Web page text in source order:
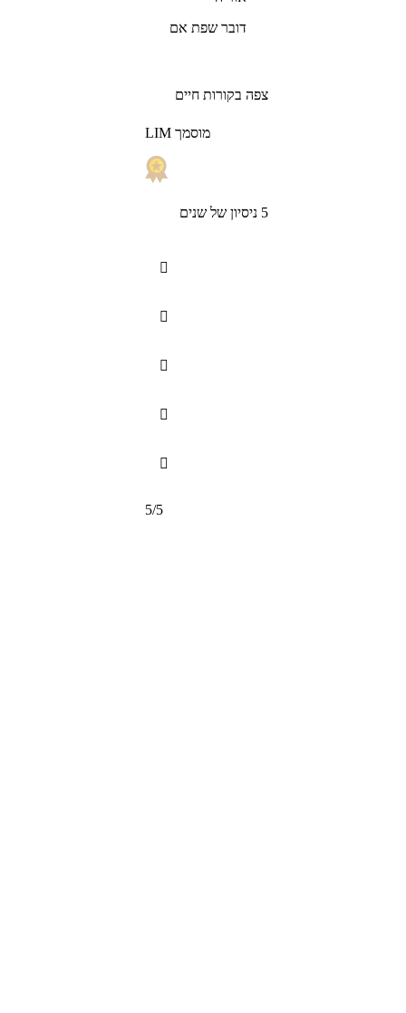
דובר שפת אם
צפה בקורות חיים
LIM מוסמך
5 ניסיון של שנים





5/5